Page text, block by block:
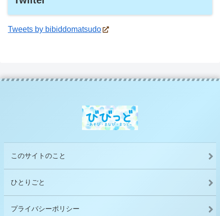
Tweets by bibiddomatsudo
このサイトのこと
ひとりごと
プライバシーポリシー